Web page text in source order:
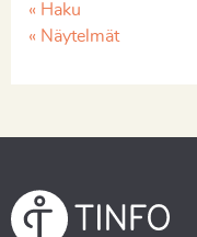
« Haku
« Näytelmät